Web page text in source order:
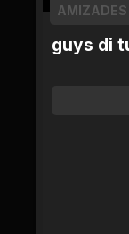
AMIZADES